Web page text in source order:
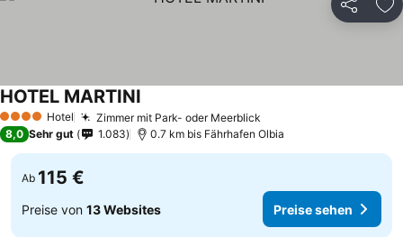
Teilen
4 Sterne Hotel Zimmer mit Park- oder Meerblick
HOTEL MARTINI
8,0 Sehr gut 1.083 0.7 km bis Fährhafen Olbia
Ab 115 €
Preise von 13 Websites Preise sehen